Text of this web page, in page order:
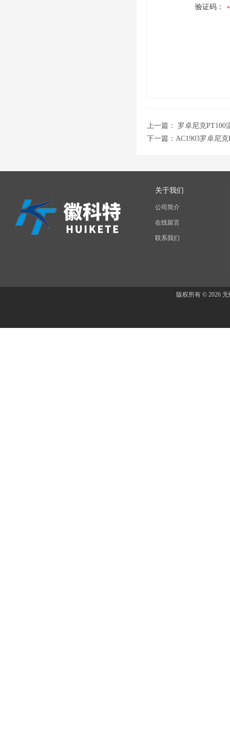
验证码：
上一篇： 罗卓尼克PT100
下一篇： AC1903罗卓尼
关于我们
公司简介
在线留言
联系我们
版权所有 © 2026